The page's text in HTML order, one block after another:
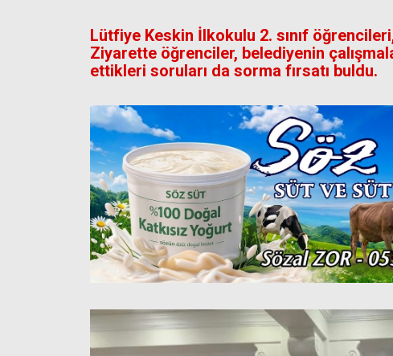
Lütfiye Keskin İlkokulu 2. sınıf
Ziyarette öğrenciler, belediyenin
ettikleri soruları da sorma fırsatı buldu.